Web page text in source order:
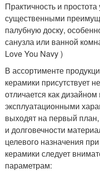
Практичность и
существенными
палубную доску,
санузла или ванной
Love You Navy )
В ассортименте
керамики присутствует
отличается как
эксплуатационными
выходят на первый план,
и долговечности
целевого назначения
керамики следует
параметрам: